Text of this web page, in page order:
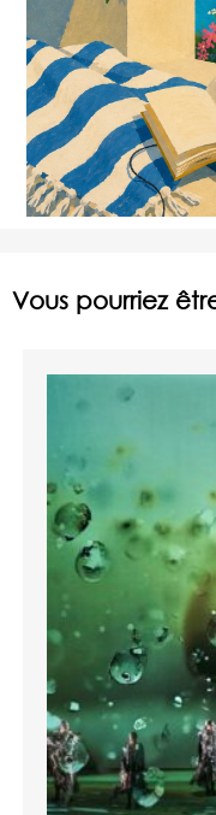
Vous pourriez